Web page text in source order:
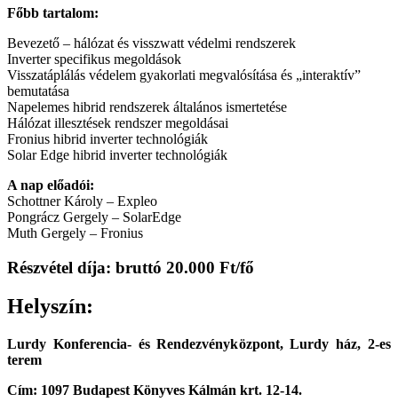
Főbb tartalom:
Bevezető – hálózat és visszwatt védelmi rendszerek
Inverter specifikus megoldások
Visszatáplálás védelem gyakorlati megvalósítása és „interaktív”
bemutatása
Napelemes hibrid rendszerek általános ismertetése
Hálózat illesztések rendszer megoldásai
Fronius hibrid inverter technológiák
Solar Edge hibrid inverter technológiák
A nap előadói:
Schottner Károly – Expleo
Pongrácz Gergely – SolarEdge
Muth Gergely – Fronius
Részvétel díja: bruttó 20.000 Ft/fő
Helyszín:
Lurdy Konferencia- és Rendezvényközpont, Lurdy ház, 2-es
terem
Cím: 1097 Budapest Könyves Kálmán krt. 12-14.